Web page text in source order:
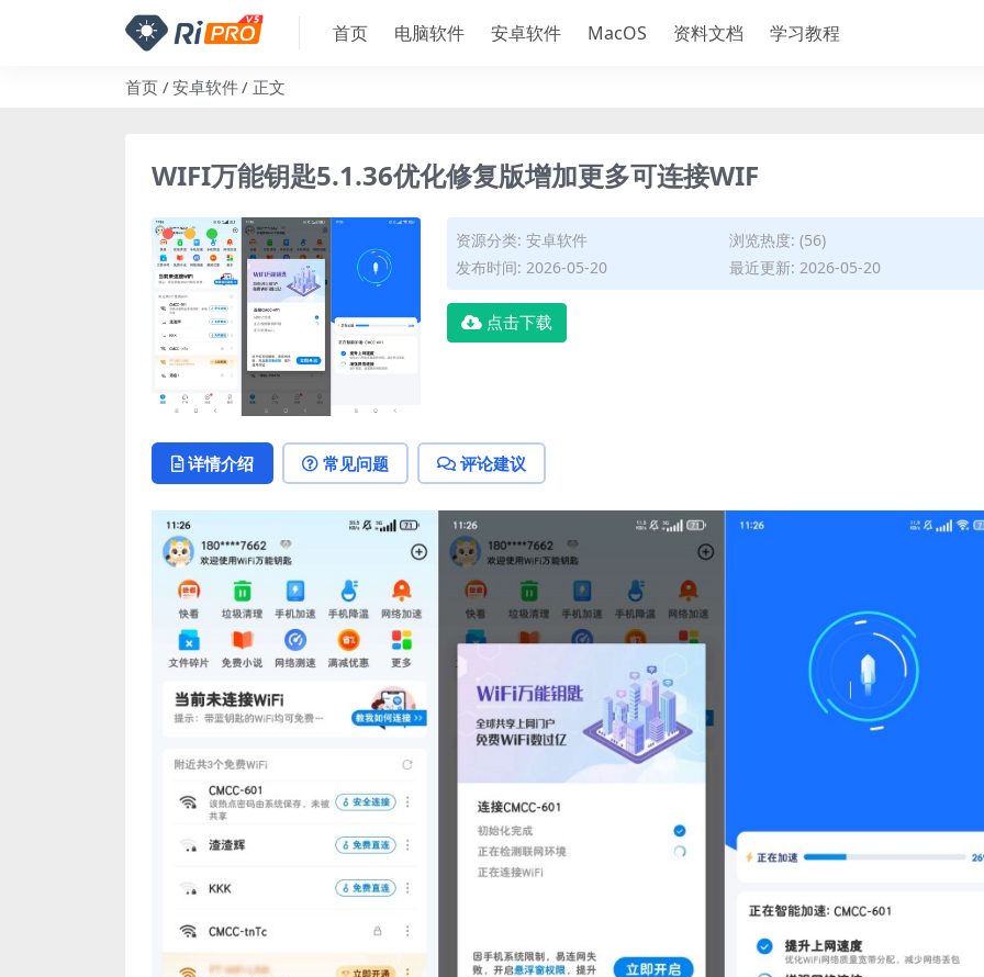
首页 电脑软件 安卓软件 MacOS 资料文档 学习教程
首页 安卓软件 正文
WIFI万能钥匙5.1.36优化修复版增加更多可连接WIF
资源分类: 安卓软件
浏览热度: (56)
发布时间: 2026-05-20
最近更新: 2026-05-20
点击下载
详情介绍 常见问题 评论建议